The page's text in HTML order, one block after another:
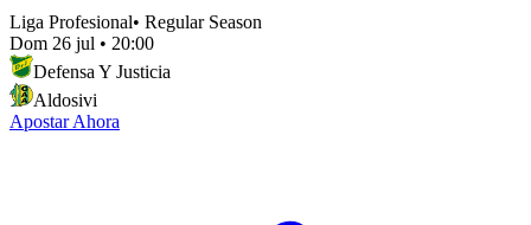
Liga Profesional• Regular Season
Dom 26 jul • 20:00
Defensa Y Justicia
Aldosivi
Apostar Ahora